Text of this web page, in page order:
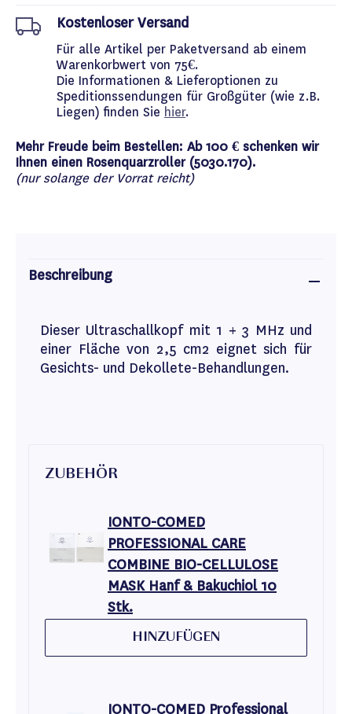
Kostenloser Versand
Für alle Artikel per Paketversand ab einem
Warenkorbwert von 75€.
Die Informationen & Lieferoptionen zu
Speditionssendungen für Großgüter (wie z.B.
Liegen) finden Sie hier.
Mehr Freude beim Bestellen: Ab 100 € schenken wir
Ihnen einen Rosenquarzroller (5030.170).
(nur solange der Vorrat reicht)
Beschreibung
Dieser Ultraschallkopf mit 1 + 3 MHz und
einer Fläche von 2,5 cm2 eignet sich für
Gesichts- und Dekollete-Behandlungen.
ZUBEHÖR
IONTO-COMED
PROFESSIONAL CARE
COMBINE BIO-CELLULOSE
MASK Hanf & Bakuchiol 10
Stk.
HINZUFÜGEN
IONTO-COMED Professional